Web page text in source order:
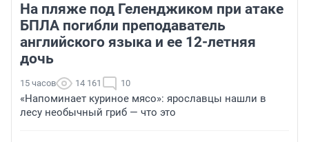
На пляже под Геленджиком при атаке
БПЛА погибли преподаватель
английского языка и ее 12-летняя
дочь
15 часов 14 161 10
«Напоминает куриное мясо»: ярославцы нашли в
лесу необычный гриб — что это